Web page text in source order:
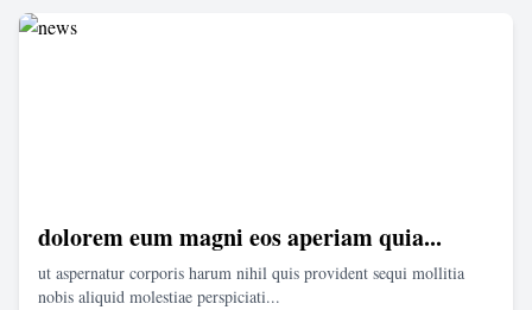
dolorem eum magni eos aperiam quia...
ut aspernatur corporis harum nihil quis provident sequi mollitia
nobis aliquid molestiae perspiciati...